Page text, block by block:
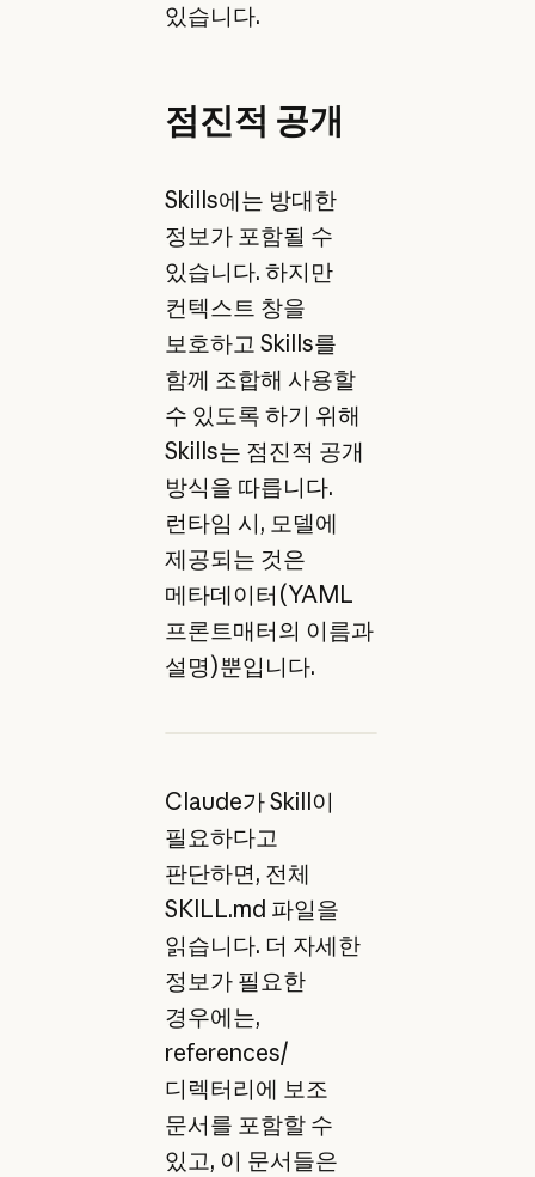
있습니다.
점진적 공개
Skills에는 방대한
정보가 포함될 수
있습니다. 하지만
컨텍스트 창을
보호하고 Skills를
함께 조합해 사용할
수 있도록 하기 위해
Skills는 점진적 공개
방식을 따릅니다.
런타임 시, 모델에
제공되는 것은
메타데이터(YAML
프론트매터의 이름과
설명)뿐입니다.
Claude가 Skill이
필요하다고
판단하면, 전체
SKILL.md 파일을
읽습니다. 더 자세한
정보가 필요한
경우에는,
references/
디렉터리에 보조
문서를 포함할 수
있고, 이 문서들은